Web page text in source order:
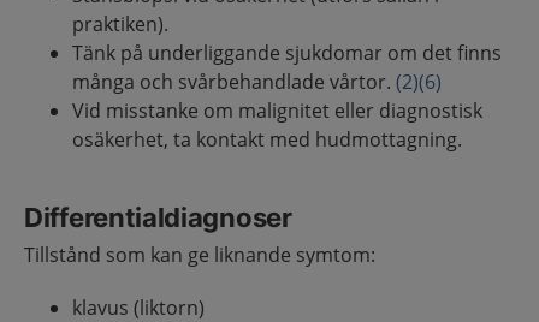
praktiken).
Tänk på underliggande sjukdomar om det finns
många och svårbehandlade vårtor. (2)(6)
Vid misstanke om malignitet eller diagnostisk
osäkerhet, ta kontakt med hudmottagning.
Differentialdiagnoser
Tillstånd som kan ge liknande symtom:
klavus (liktorn)